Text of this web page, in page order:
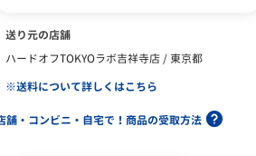
送り元の店舗
ハードオフTOKYOラボ吉祥寺店 / 東京都
※送料について詳しくはこちら
舗・コンビニ・自宅で！商品の受取方法